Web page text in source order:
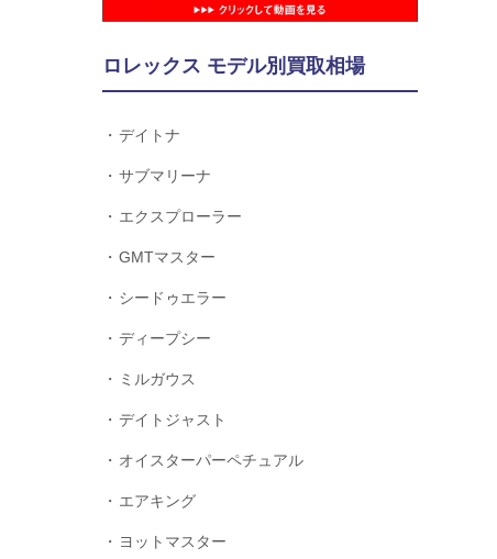
ロレックス モデル別買取相場
デイトナ
サブマリーナ
エクスプローラー
GMTマスター
シードゥエラー
ディープシー
ミルガウス
デイトジャスト
オイスターパーペチュアル
エアキング
ヨットマスター